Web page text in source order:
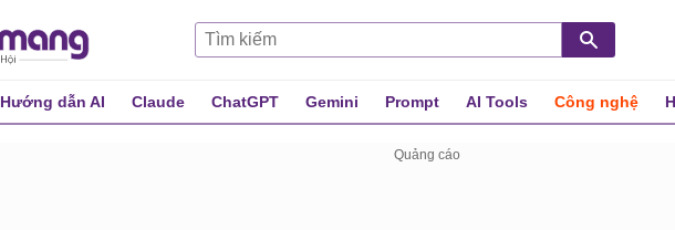
Hướng dẫn AI Claude ChatGPT Gemini Prompt AI Tools Công nghệ